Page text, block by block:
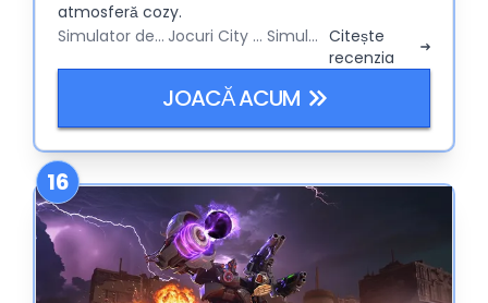
atmosferă cozy.
Simulator de Fermă
Jocuri City Builder Simulator Citește
recenzia
JOACĂ ACUM
16